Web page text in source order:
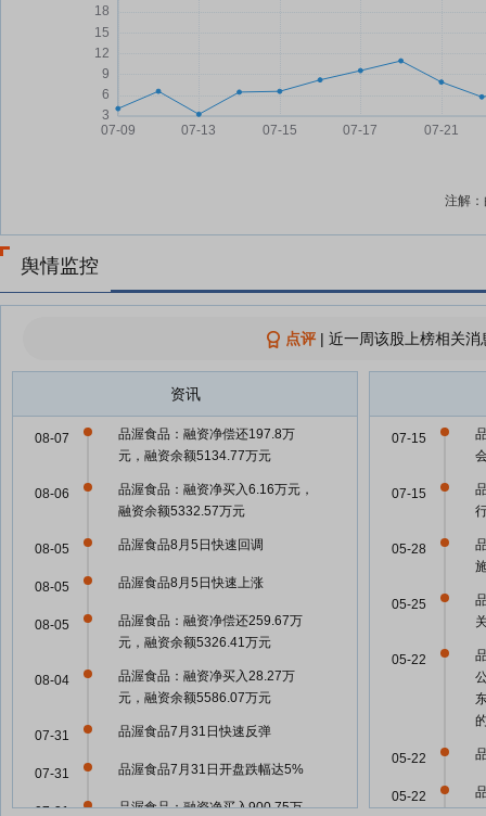
注解
舆情监控
点评| 近一周该股上榜相关
资讯
品渥食品：融资净偿还197.8万
元，融资余额5134.77万元
08-07
品渥食品：融资净买入6.16万元，
融资余额5332.57万元
08-06
品渥食品8月5日快速回调
08-05
品渥食品8月5日快速上涨
08-05
品渥食品：融资净偿还259.67万
元，融资余额5326.41万元
08-05
品渥食品：融资净买入28.27万
元，融资余额5586.07万元
08-04
品渥食品7月31日快速反弹
07-31
品渥食品7月31日开盘跌幅达5%
07-31
品渥食品：融资净买入900.75万
07-31
07-15
07-15
05-28
05-25
05-22
05-22
05-22